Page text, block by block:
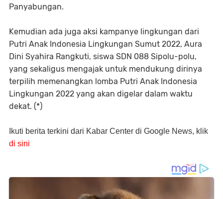
Panyabungan.
Kemudian ada juga aksi kampanye lingkungan dari
Putri Anak Indonesia Lingkungan Sumut 2022, Aura
Dini Syahira Rangkuti, siswa SDN 088 Sipolu-polu,
yang sekaligus mengajak untuk mendukung dirinya
terpilih memenangkan lomba Putri Anak Indonesia
Lingkungan 2022 yang akan digelar dalam waktu
dekat. (*)
Ikuti berita terkini dari Kabar Center di Google News, klik
di sini